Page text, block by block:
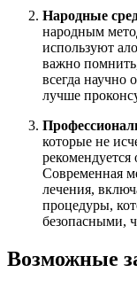
Народные
народным
используют
важно
всегда научно
лучше
которые не
рекомендуется
Современная
лечения,
процедуры,
безопасными,
Возможные